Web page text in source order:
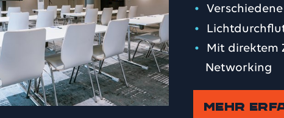
Mit direktem
Networking
MEHR